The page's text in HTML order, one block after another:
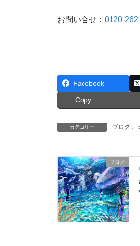
お問い合せ： 0120-
Facebook
Copy
カテゴリー ブログ 、
ブログ